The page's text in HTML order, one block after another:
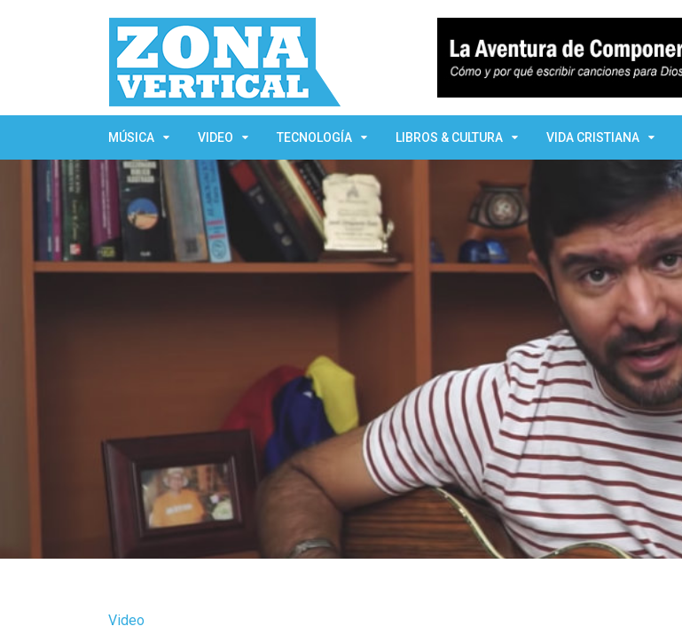
MÚSICA VIDEO TECNOLOGÍA LIBROS & CULTURA VIDA CRISTIANA
Video